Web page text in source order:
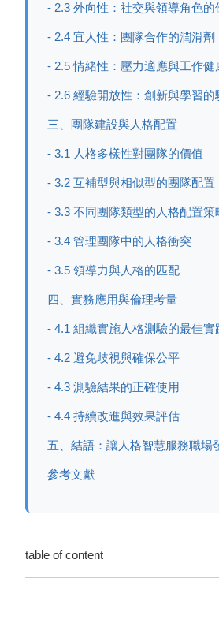
- 2.3 外向性：社交與領導角色的
- 2.4 宜人性：團隊合作的潤滑劑
- 2.5 情緒性：壓力適應與工作健
- 2.6 經驗開放性：創新與學習的
三、團隊建設與人格配置
- 3.1 人格多樣性對團隊的價值
- 3.2 互補型與相似型的團隊配置
- 3.3 不同團隊類型的人格配置策
- 3.4 管理團隊中的人格衝突
- 3.5 領導力與人格的匹配
四、實務應用與倫理考量
- 4.1 組織實施人格測驗的最佳實
- 4.2 避免歧視與確保公平
- 4.3 測驗結果的正確使用
- 4.4 持續改進與效果評估
五、結語：讓人格智慧服務職場
參考文獻
table of content